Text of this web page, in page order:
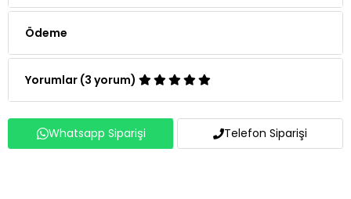
Ödeme
Yorumlar (3 yorum)
Whatsapp Siparişi Telefon Siparişi